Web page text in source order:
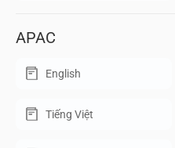
APAC
English
Tiếng Việt